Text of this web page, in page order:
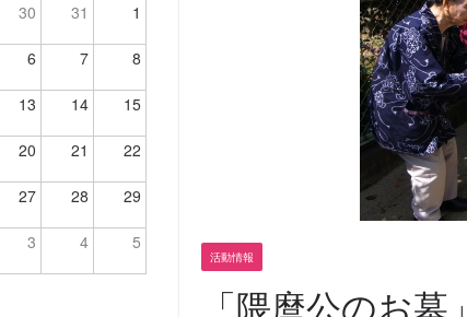
活動情報
「隈麿公のお墓
30 31 1
6 7 8
13 14 15
20 21 22
27 28 29
3 4 5